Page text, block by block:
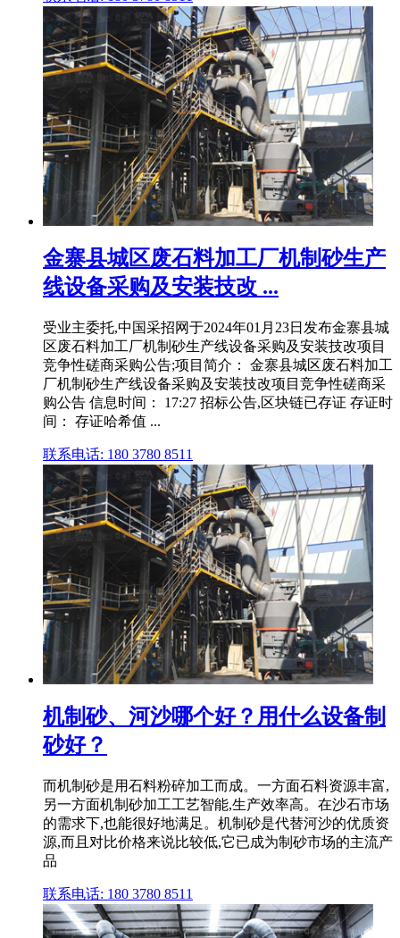
金寨县城区废石料加工厂机制砂生产
线设备采购及安装技改 ...
受业主委托,中国采招网于2024年01月23日发布金寨县城
区废石料加工厂机制砂生产线设备采购及安装技改项目
竞争性磋商采购公告;项目简介： 金寨县城区废石料加工
厂机制砂生产线设备采购及安装技改项目竞争性磋商采
购公告 信息时间： 17:27 招标公告,区块链已存证 存证时
间： 存证哈希值 ...
联系电话: 180 3780 8511
机制砂、河沙哪个好？用什么设备制
砂好？
而机制砂是用石料粉碎加工而成。一方面石料资源丰富,
另一方面机制砂加工工艺智能,生产效率高。在沙石市场
的需求下,也能很好地满足。机制砂是代替河沙的优质资
源,而且对比价格来说比较低,它已成为制砂市场的主流产
品
联系电话: 180 3780 8511